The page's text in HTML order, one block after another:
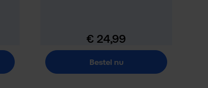
Normale prijs:
€ 24,99
Bestel nu